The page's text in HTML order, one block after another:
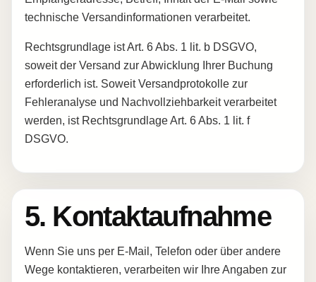
technische Versandinformationen verarbeitet.
Rechtsgrundlage ist Art. 6 Abs. 1 lit. b DSGVO,
soweit der Versand zur Abwicklung Ihrer Buchung
erforderlich ist. Soweit Versandprotokolle zur
Fehleranalyse und Nachvollziehbarkeit verarbeitet
werden, ist Rechtsgrundlage Art. 6 Abs. 1 lit. f
DSGVO.
5. Kontaktaufnahme
Wenn Sie uns per E-Mail, Telefon oder über andere
Wege kontaktieren, verarbeiten wir Ihre Angaben zur